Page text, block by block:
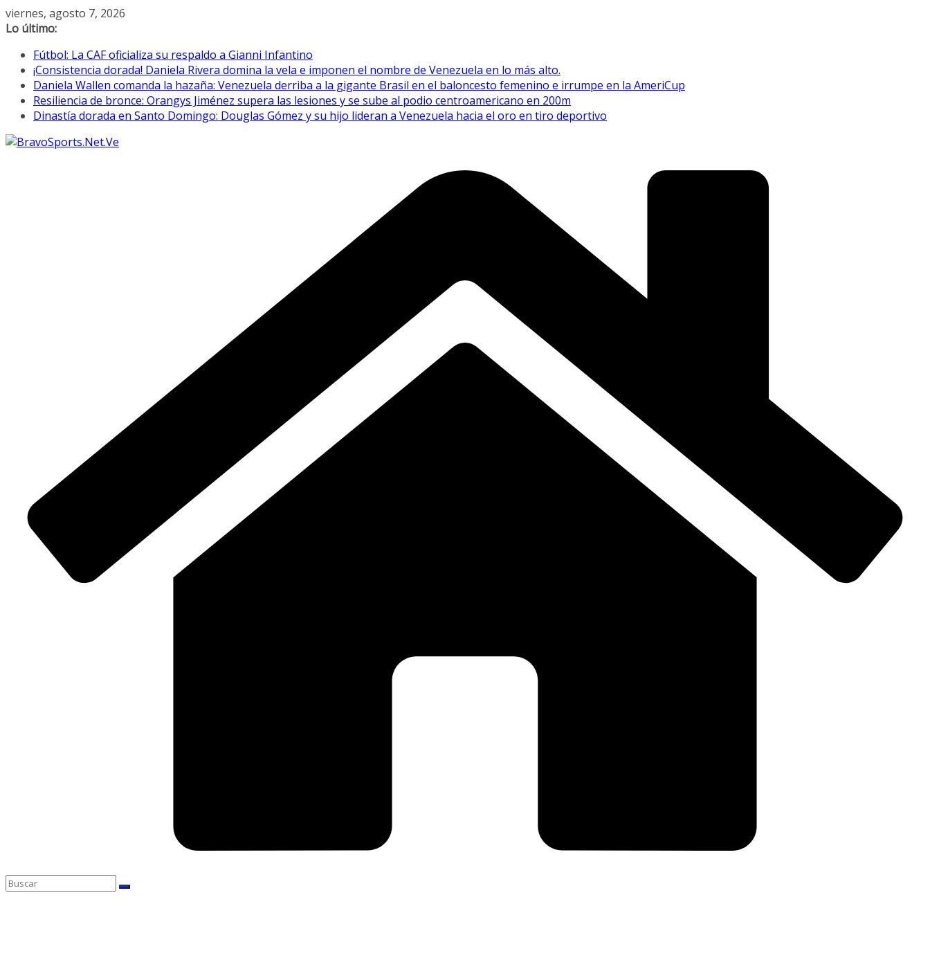
Saltar
al
viernes, agosto 7, 2026
Lo último:
Fútbol: La CAF oficializa su respaldo a Gianni Infantino
¡Consistencia dorada! Daniela Rivera domina la vela e imponen el nombre de Venezuela en lo más alto.
Daniela Wallen comanda la hazaña: Venezuela derriba a la gigante Brasil en el baloncesto femenino e irrumpe en la AmeriCup
Resiliencia de bronce: Orangys Jiménez supera las lesiones y se sube al podio centroamericano en 200m
Dinastía dorada en Santo Domingo: Douglas Gómez y su hijo lideran a Venezuela hacia el oro en tiro deportivo